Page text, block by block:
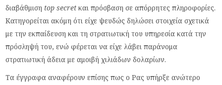
διαβάθμιση top secret και πρόσβαση σε απόρρητες πληροφορίες.
Κατηγορείται ακόμη ότι είχε ψευδώς δηλώσει στοιχεία σχετικά
με την εκπαίδευση και τη στρατιωτική του υπηρεσία κατά την
πρόσληψή του, ενώ φέρεται να είχε λάβει παράνομα
στρατιωτική άδεια με αμοιβή χιλιάδων δολαρίων.
Τα έγγραφα αναφέρουν επίσης πως ο Ρας υπήρξε ανώτερο